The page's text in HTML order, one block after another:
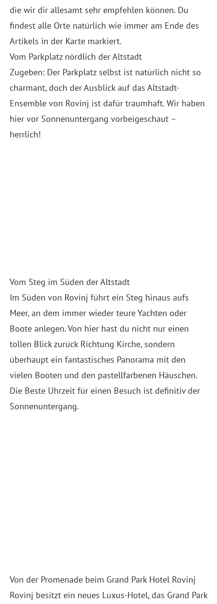
die wir dir allesamt sehr empfehlen können. Du
findest alle Orte natürlich wie immer am Ende des
Artikels in der Karte markiert.
Vom Parkplatz nördlich der Altstadt
Zugeben: Der Parkplatz selbst ist natürlich nicht so
charmant, doch der Ausblick auf das Altstadt-
Ensemble von Rovinj ist dafür traumhaft. Wir haben
hier vor Sonnenuntergang vorbeigeschaut –
herrlich!
Vom Steg im Süden der Altstadt
Im Süden von Rovinj führt ein Steg hinaus aufs
Meer, an dem immer wieder teure Yachten oder
Boote anlegen. Von hier hast du nicht nur einen
tollen Blick zurück Richtung Kirche, sondern
überhaupt ein fantastisches Panorama mit den
vielen Booten und den pastellfarbenen Häuschen.
Die Beste Uhrzeit für einen Besuch ist definitiv der
Sonnenuntergang.
Von der Promenade beim Grand Park Hotel Rovinj
Rovinj besitzt ein neues Luxus-Hotel, das Grand Park